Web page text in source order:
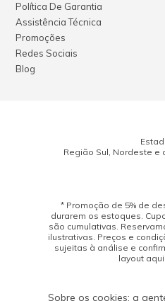
Política De Garantia
Assistência Técnica
Promoções
Redes Sociais
Blog
Região Sul, Nordeste
* Promoção de 5% de
durarem os estoques.
são cumulativas.
ilustrativas. Preços e
sujeitas à análise e
layout
Sobre os cookies: a